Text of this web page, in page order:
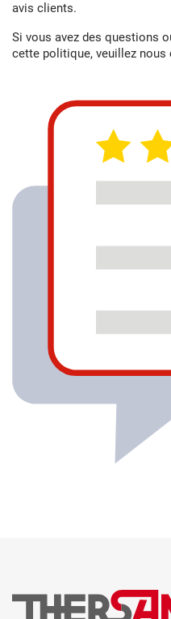
avis clients.
Si vous avez des questions
cette politique, veuillez nous